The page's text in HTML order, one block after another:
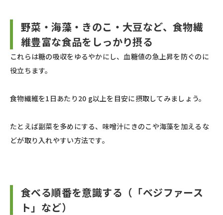
野菜・海藻・きのこ・大豆など、食物繊
維豊富な食品をしっかり摂る
これらは糖の吸収をゆるやかにし、血糖値の急上昇を防ぐのに
役立ちます。
食物繊維を1日あたり20 g以上を目安に摂取してみましょう。
たとえば副菜を多めにする、味噌汁にきのこや海藻を加えるな
どが取り入れやすい方法です。
食べる順番を意識する（「ベジファース
ト」など）